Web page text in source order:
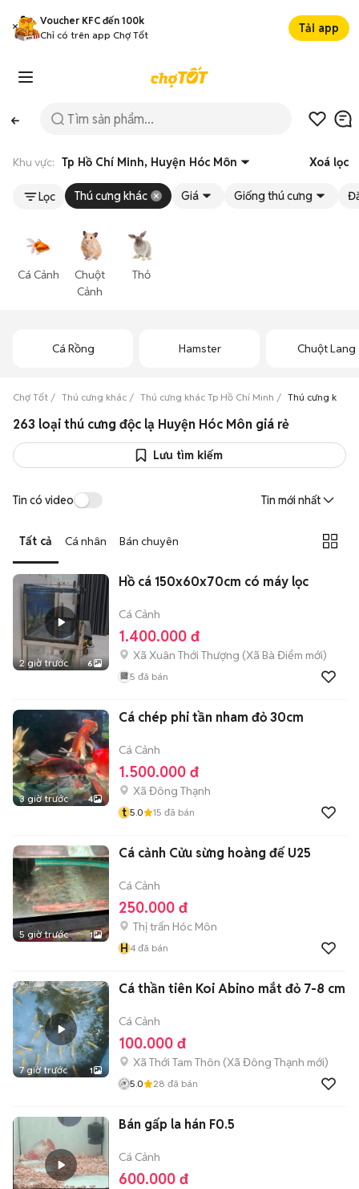
Voucher KFC đến 100k
Chỉ có trên app Chợ Tốt
Tải app
Khu vực: Tp Hồ Chí Minh, Huyện Hóc Môn Xoá lọc
Lọc Thú cưng khác Giá Giống thú cưng
Cá Cảnh
Chuột
Cảnh
Thỏ
Cá Rồng Hamster Chuột Lang
Chợ Tốt Thú cưng khác Thú cưng khác Tp Hồ Chí Minh Thú cưng khác
263 loại thú cưng độc lạ Huyện Hóc Môn giá rẻ
Lưu tìm kiếm
Tin có video Tin mới nhất
Tất cả Cá nhân Bán chuyên
2 giờ trước 6
Hồ cá 150x60x70cm có máy lọc
Cá Cảnh
1.400.000 đ
Xã Xuân Thới Thượng (Xã Bà Điểm mới)
5 đã bán
3 giờ trước 4
Cá chép phi tần nham đỏ 30cm
Cá Cảnh
1.500.000 đ
Xã Đông Thạnh
t 5.0 15 đã bán
5 giờ trước 1
Cá cảnh Cửu sừng hoàng đế U25
Cá Cảnh
250.000 đ
Thị trấn Hóc Môn
H4 đã bán
7 giờ trước 1
Cá thần tiên Koi Abino mắt đỏ 7-8 cm
Cá Cảnh
100.000 đ
Xã Thới Tam Thôn (Xã Đông Thạnh mới)
5.0 28 đã bán
Bán gấp la hán F0.5
Cá Cảnh
600.000 đ